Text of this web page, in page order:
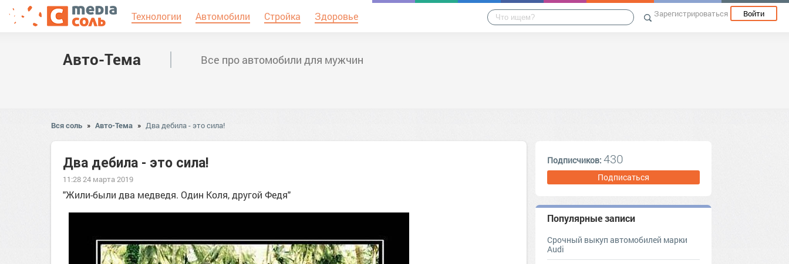
Технологии Автомобили Стройка Здоровье Зарегистрироваться Войти
Авто-Тема Все про автомобили для мужчин
Вся соль » Авто-Тема » Два дебила - это сила!
Два дебила - это сила!
11:28 24 марта 2019
"Жили-были два медведя. Один Коля, другой Федя"
Подписчиков: 430
Подписаться
Популярные записи
Срочный выкуп автомобилей марки
Audi